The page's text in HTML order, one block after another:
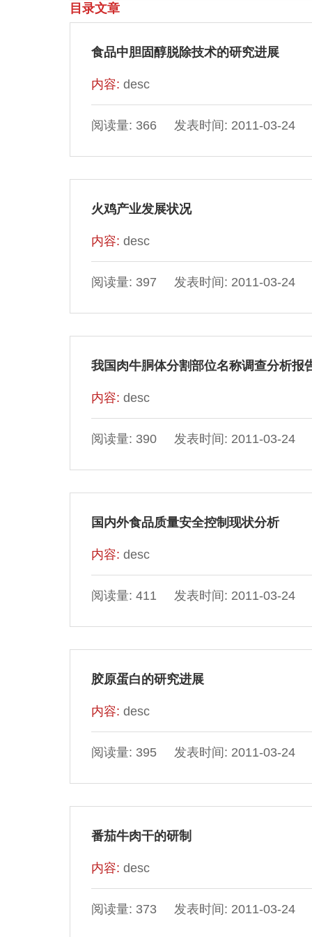
目录文章
食品中胆固醇脱除技术的研究进展
内容: desc
阅读量: 366 发表时间: 2011-03-24
火鸡产业发展状况
内容: desc
阅读量: 397 发表时间: 2011-03-24
我国肉牛胴体分割部位名称调查分析报
内容: desc
阅读量: 390 发表时间: 2011-03-24
国内外食品质量安全控制现状分析
内容: desc
阅读量: 411 发表时间: 2011-03-24
胶原蛋白的研究进展
内容: desc
阅读量: 395 发表时间: 2011-03-24
番茄牛肉干的研制
内容: desc
阅读量: 373 发表时间: 2011-03-24